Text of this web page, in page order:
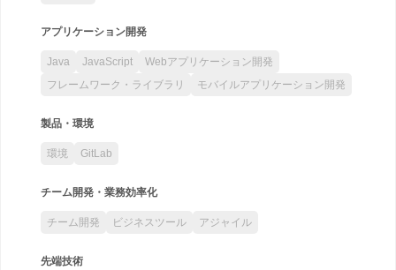
アプリケーション開発
Java JavaScript
Webアプリケーション開発
フレームワーク・ライブラリ
モバイルアプリケーション開発
製品・環境
環境 GitLab
チーム開発・業務効率化
チーム開発 ビジネスツール アジャイル
先端技術